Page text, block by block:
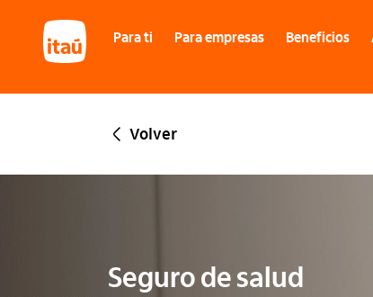
Itáu Para ti Para empresas Beneficios
Volver
Seguro de salud